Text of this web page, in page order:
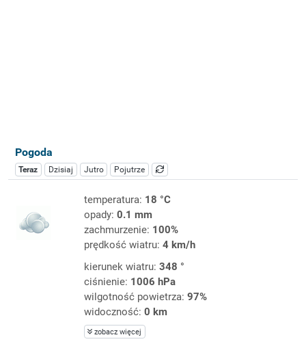
Pogoda
Teraz Dzisiaj Jutro Pojutrze
temperatura: 18 °C
opady: 0.1 mm
zachmurzenie: 100%
prędkość wiatru: 4 km/h
kierunek wiatru: 348 °
ciśnienie: 1006 hPa
wilgotność powietrza: 97%
widoczność: 0 km
zobacz więcej